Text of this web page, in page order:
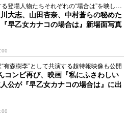
登場人物たちそれぞれの“場合は”を映し出
大志、山田杏奈、中村蒼らの秘めた
早乙女カナコの場合は』新場面写真
有森樹李”として共演する超特報映像も公開
コンビ再び、映画『私にふさわしい
公が『早⼄⼥カナコの場合は』に出